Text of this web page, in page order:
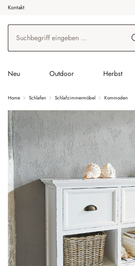
Hauptinhalt springen
Zur Suche springen
Zur Hauptnavigation springen
Kontakt
Neu Outdoor Herbst
Home Schlafen Schlafzimmermöbel Kommoden